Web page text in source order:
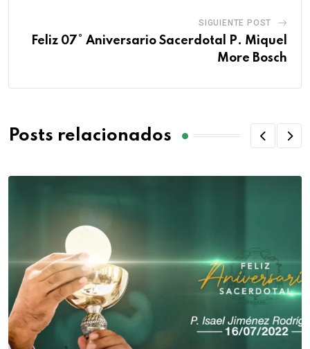
SIGUIENTE POST
Feliz 07° Aniversario Sacerdotal P. Miquel
More Bosch
Posts relacionados